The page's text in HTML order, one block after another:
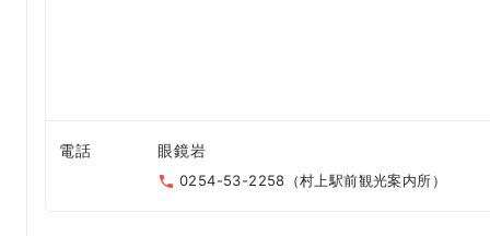
電話 眼鏡岩
0254-53-2258（村上駅前観光案内所）